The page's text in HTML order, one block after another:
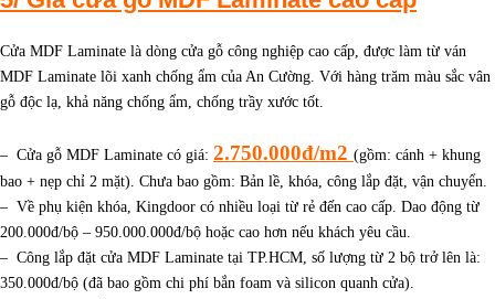
Cửa MDF Laminate là dòng cửa gỗ công nghiệp cao cấp, được làm từ ván
MDF Laminate lõi xanh chống ẩm của An Cường. Với hàng trăm màu sắc vân
gỗ độc lạ, khả năng chống ẩm, chống trầy xước tốt.
– Cửa gỗ MDF Laminate có giá: 2.750.000đ/m2 (gồm: cánh + khung
bao + nẹp chỉ 2 mặt). Chưa bao gồm: Bản lề, khóa, công lắp đặt, vận chuyển.
– Về phụ kiện khóa, Kingdoor có nhiều loại từ rẻ đến cao cấp. Dao động từ
200.000đ/bộ – 950.000.000đ/bộ hoặc cao hơn nếu khách yêu cầu.
– Công lắp đặt cửa MDF Laminate tại TP.HCM, số lượng từ 2 bộ trở lên là:
350.000đ/bộ (đã bao gồm chi phí bắn foam và silicon quanh cửa).